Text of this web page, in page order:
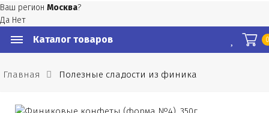
Ваш регион Москва?
Да Нет
Каталог товаров
Главная Полезные сладости из финика